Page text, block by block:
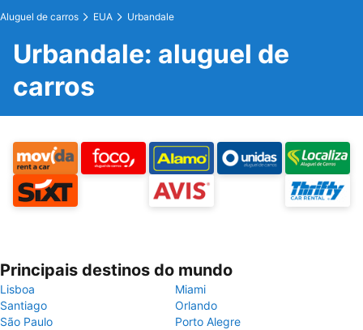
Aluguel de carros EUA Urbandale
Urbandale: aluguel de
carros
Principais destinos do mundo
Lisboa
Miami
Santiago
Orlando
São Paulo
Porto Alegre